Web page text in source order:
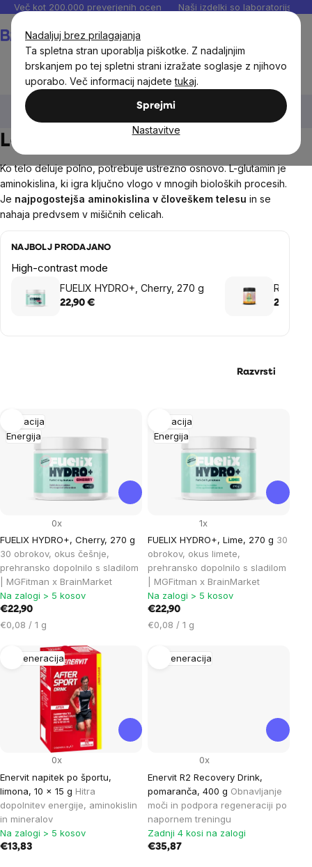
Nadaljuj brez prilagajanja
Ta spletna stran uporablja piškotke. Z nadaljnjim
brskanjem po tej spletni strani izražate soglasje z njihovo
uporabo. Več informacij najdetetukaj.
Sprejmi
Nastavitve
Preskoči
vsebino
Več kot 200.000 preverjenih ocen Naši izdelki so laboratorijsko
Prehranska dopolnila in prehrana
glutamin
L-glutamin
Ko telo deluje polno, potrebuje ustrezno osnovo.L-glutamin je
aminokislina, ki igra ključno vlogo v mnogih bioloških procesih.
Je najpogostejša aminokislina v človeškem telesu in se
nahaja predvsem v mišičnih celicah.
NAJBOLJ PRODAJANO
High-contrast mode
FUELIX HYDRO+, Cherry, 270 g
22,90 €
Reflex
20,36 €
Razvrsti
List
of
products
Hidracija
Energija
FUELIX HYDRO+, Cherry, 270 g
30 obrokov, okus češnje,
prehransko dopolnilo s sladilom
| MGFitman x BrainMarket
0x
Na zalogi > 5 kosov
€22,90
Cena
enoto:
€0,08 / 1 g
Hidracija
Energija
FUELIX HYDRO+, Lime, 270 g 30
obrokov, okus limete,
prehransko dopolnilo s sladilom
| MGFitman x BrainMarket
1x
Na zalogi > 5 kosov
€22,90
Cena
enoto:
€0,08 / 1 g
Regeneracija
Enervit napitek po športu,
limona, 10 x 15 g Hitra
dopolnitev energije, aminokislin
in mineralov
0x
Na zalogi > 5 kosov
€13,83
Regeneracija
Enervit R2 Recovery Drink,
pomaranča, 400 g Obnavljanje
moči in podpora regeneraciji po
napornem treningu
0x
Zadnji 4 kosi na zalogi
€35,87